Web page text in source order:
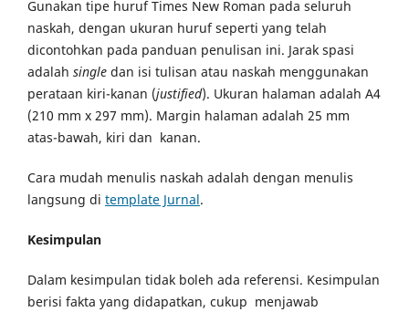
Gunakan tipe huruf Times New Roman pada seluruh
naskah, dengan ukuran huruf seperti yang telah
dicontohkan pada panduan penulisan ini. Jarak spasi
adalah singledan isi tulisan atau naskah menggunakan
perataan kiri-kanan (justified). Ukuran halaman adalah A4
(210 mm x 297 mm). Margin halaman adalah 25 mm
atas-bawah, kiri dan kanan.
Cara mudah menulis naskah adalah dengan menulis
langsung di template Jurnal.
Kesimpulan
Dalam kesimpulan tidak boleh ada referensi. Kesimpulan
berisi fakta yang didapatkan, cukup menjawab